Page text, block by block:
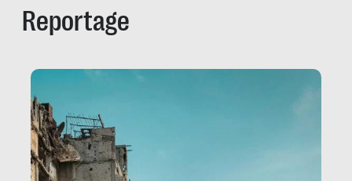
Reportage